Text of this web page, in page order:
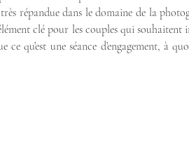
répandue dans le domaine de la
clé pour les couples qui
qu’est une séance d’engagement, à